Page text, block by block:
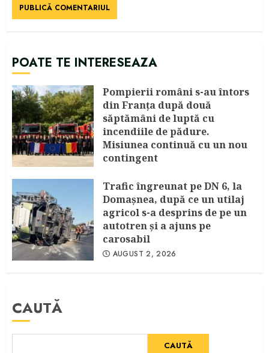
POATE TE INTERESEAZA
Pompierii români s-au întors
din Franța după două
săptămâni de luptă cu
incendiile de pădure.
Misiunea continuă cu un nou
contingent
Trafic îngreunat pe DN 6, la
Domașnea, după ce un utilaj
agricol s-a desprins de pe un
autotren și a ajuns pe
carosabil
AUGUST 2, 2026
CAUTĂ
CAUTĂ